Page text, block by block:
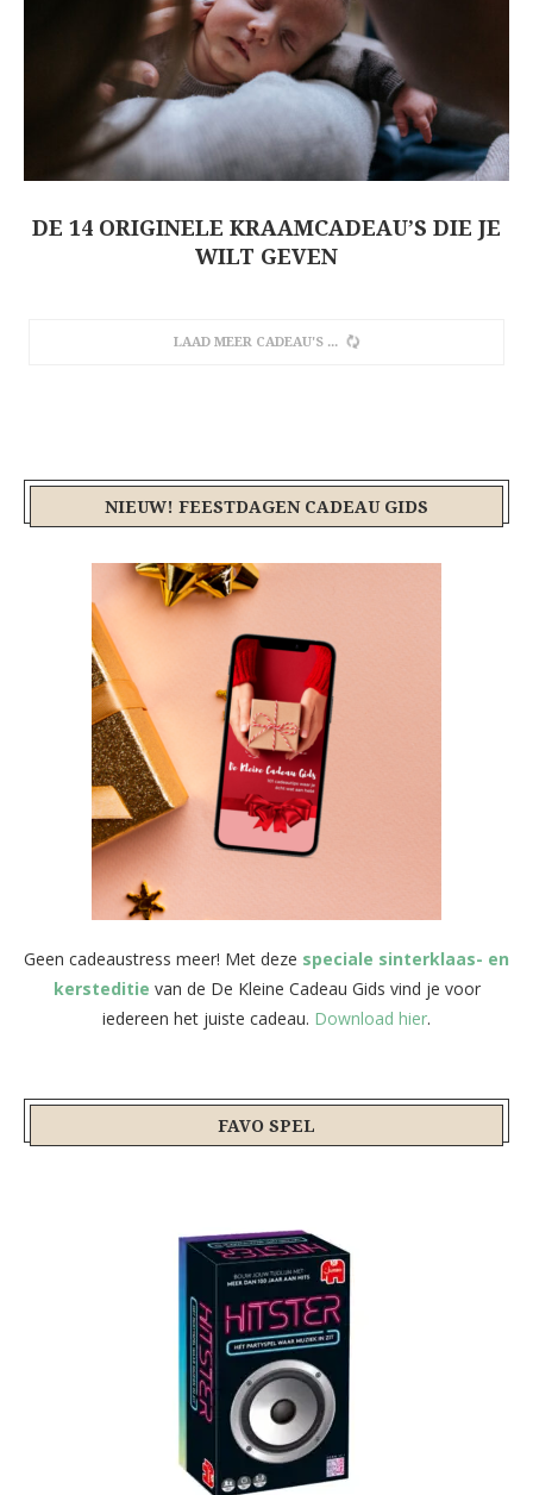
DE 14 ORIGINELE KRAAMCADEAU’S DIE JE
WILT GEVEN
LAAD MEER CADEAU'S
NIEUW! FEESTDAGEN CADEAU GIDS
Geen cadeaustress meer! Met deze speciale sinterklaas- en
kersteditie van de De Kleine Cadeau Gids vind je voor
iedereen het juiste cadeau. Download hier.
FAVO SPEL